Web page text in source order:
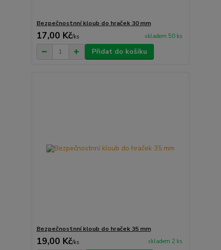
Bezpečnostnní kloub do hraček 30 mm
17,00 Kč/ks skladem 50 ks
Přidat do košíku
Bezpečnostnní kloub do hraček 35 mm
19,00 Kč/ks skladem 2 ks